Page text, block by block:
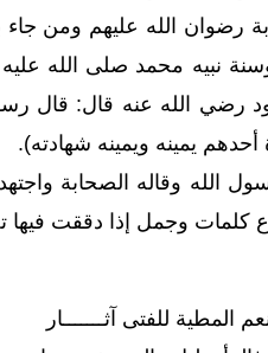
الله عليهم ومن جاء
نبيه محمد صلى الله
رضي الله عنه قال: قال
يمينه ويمينه شهادته).
وقاله الصحابة واجتهد
كلمات وجمل إذا دققت
المطية للفتى آثـــــــار